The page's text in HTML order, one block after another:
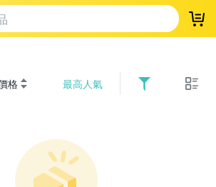
登
格 最高人氣